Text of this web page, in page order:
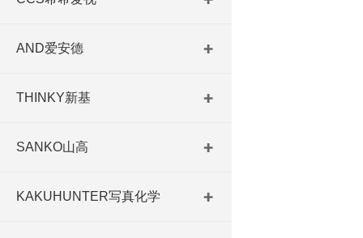
AND爱安德
THINKY新基
SANKO山高
KAKUHUNTER写真化学